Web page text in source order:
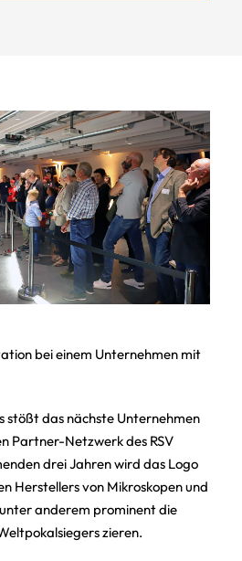
bei einem Unternehmen mit
stößt das nächste Unternehmen
Partner-Netzwerk des RSV
drei Jahren wird das Logo
Herstellers von Mikroskopen und
anderem prominent die
zieren.